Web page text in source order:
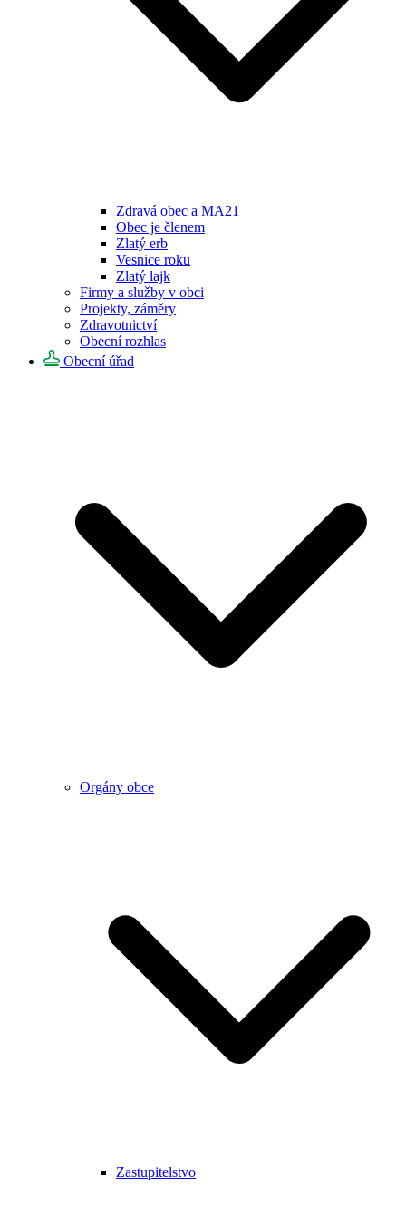
Zdravá obec a MA21
Obec je členem
Zlatý erb
Vesnice roku
Zlatý lajk
Firmy a služby v obci
Projekty, záměry
Zdravotnictví
Obecní rozhlas
Obecní úřad
Orgány obce
Zastupitelstvo